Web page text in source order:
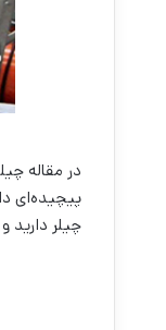
در مقاله
پیچیده‌ای
چیلر دارید